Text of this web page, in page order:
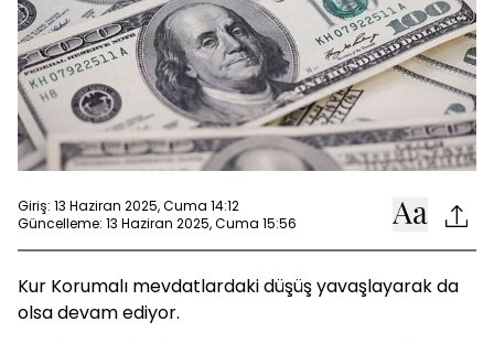
Giriş: 13 Haziran 2025, Cuma 14:12
Güncelleme: 13 Haziran 2025, Cuma 15:56
Kur Korumalı mevdatlardaki düşüş yavaşlayarak da
olsa devam ediyor.